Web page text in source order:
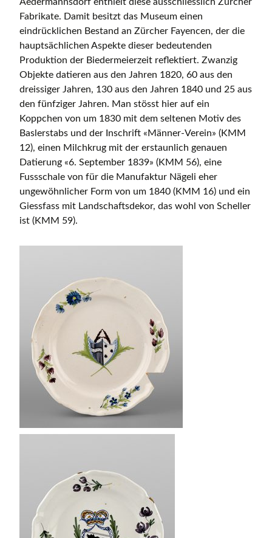
Fabrikate. Damit besitzt das Museum einen
eindrücklichen Bestand an Zürcher Fayencen, der die
hauptsächlichen Aspekte dieser bedeutenden
Produktion der Biedermeierzeit reflektiert. Zwanzig
Objekte datieren aus den Jahren 1820, 60 aus den
dreissiger Jahren, 130 aus den Jahren 1840 und 25 aus
den fünfziger Jahren. Man stösst hier auf ein
Koppchen von um 1830 mit dem seltenen Motiv des
Baslerstabs und der Inschrift «Männer-Verein» (KMM
12), einen Milchkrug mit der erstaunlich genauen
Datierung «6. September 1839» (KMM 56), eine
Fussschale von für die Manufaktur Nägeli eher
ungewöhnlicher Form von um 1840 (KMM 16) und ein
Giessfass mit Landschaftsdekor, das wohl von Scheller
ist (KMM 59).